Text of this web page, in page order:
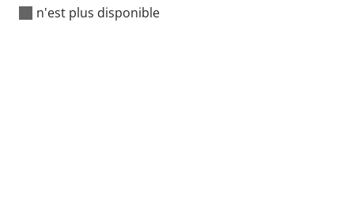
n'est plus disponible